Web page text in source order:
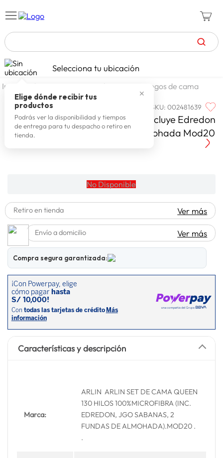
TÉRMINOS MÁS BUSCADOS
1. zapatillas mujer
2. celulares
3. zapatillas hombre
4. moda
8. laptop
9. spiderman
10 lavadora
Selecciona tu ubicación
✕
Elige dónde recibir tus
productos
Podrás ver la disponibilidad y tiempos
de entrega para tu despacho o retiro en
tienda.
dormitorio ropa de cama juegos de cama
ARLIN SKU:002481639
Arlin Arlin Set De Cama Queen Incluye Edredon
- Jgo Sabanas - 2 Fundas De Almohada Mod20
No Disponible
Retiro en tienda Ver más
Envío a domicilio Ver más
Compra segura garantizada:
Características y descripción
Marca:
ARLIN ARLIN SET DE CAMA QUEEN
130 HILOS 100%MICROFIBRA (INC.
EDREDON, JGO SABANAS, 2
FUNDAS DE ALMOHADA).MOD20 .
.